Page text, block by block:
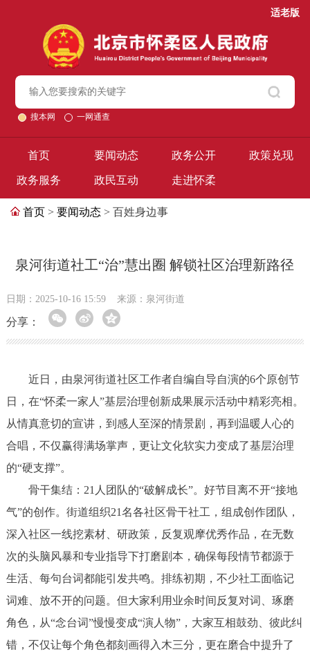
适老版
搜本网 一网通查
首页 要闻动态 政务公开 政策兑现
政务服务 政民互动 走进怀柔
首页 > 要闻动态 > 百姓身边事
泉河街道社工“治”慧出圈 解锁社区治理新路径
日期：2025-10-16 15:59 来源：泉河街道
分享：
近日，由泉河街道社区工作者自编自导自演的6个原创节
日，在“怀柔一家人”基层治理创新成果展示活动中精彩亮相。
从情真意切的宣讲，到感人至深的情景剧，再到温暖人心的
合唱，不仅赢得满场掌声，更让文化软实力变成了基层治理
的“硬支撑”。
骨干集结：21人团队的“破解成长”。好节目离不开“接地
气”的创作。街道组织21名各社区骨干社工，组成创作团队，
深入社区一线挖素材、研政策，反复观摩优秀作品，在无数
次的头脑风暴和专业指导下打磨剧本，确保每段情节都源于
生活、每句台词都能引发共鸣。排练初期，不少社工面临记
词难、放不开的问题。但大家利用业余时间反复对词、琢磨
角色，从“念台词”慢慢变成“演人物”，大家互相鼓劲、彼此纠
错，不仅让每个角色都刻画得入木三分，更在磨合中提升了